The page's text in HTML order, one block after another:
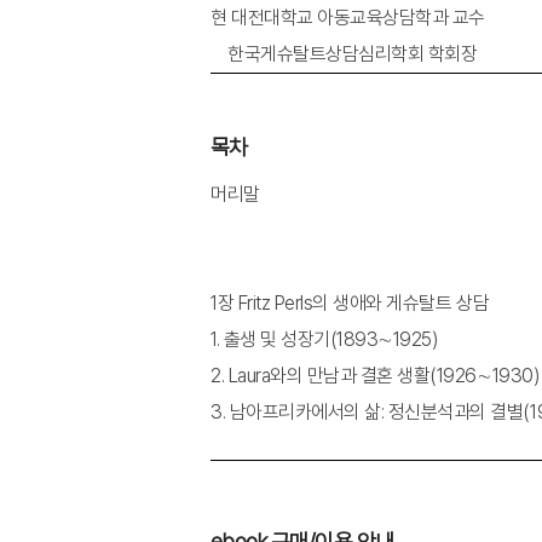
현 대전대학교 아동교육상담학과 교수
한국게슈탈트상담심리학회 학회장
목차
머리말
1장 Fritz Perls의 생애와 게슈탈트 상담
1. 출생 및 성장기(1893∼1925)
2. Laura와의 만남과 결혼 생활(1926∼1930)
3. 남아프리카에서의 삶: 정신분석과의 결별